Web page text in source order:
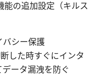
能の追加設定（キルス
バシー保護
した時すぐにインタ
ータ漏洩を防ぐ